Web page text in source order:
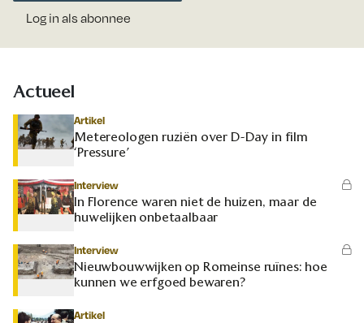
Log in als abonnee
Actueel
Artikel
Metereologen ruziën over D-Day in film
‘Pressure’
Interview
In Florence waren niet de huizen, maar de
huwelijken onbetaalbaar
Interview
Nieuwbouwwijken op Romeinse ruïnes: hoe
kunnen we erfgoed bewaren?
Artikel